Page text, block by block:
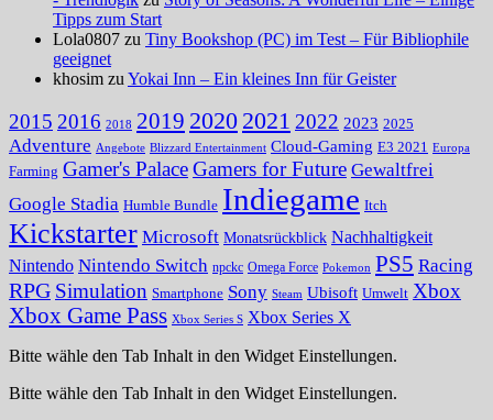
Tipps zum Start
Lola0807 zu Tiny Bookshop (PC) im Test – Für Bibliophile
geeignet
khosim zuYokai Inn – Ein kleines Inn für Geister
2015 2016 2018 2019 2020 2021 2022 2023 2025
Adventure Angebote Blizzard Entertainment Cloud-Gaming E3 2021 Europa
Farming Gamer's PalaceGamers for Future Gewaltfrei
Google Stadia Humble Bundle Indiegame Itch
Kickstarter Microsoft Monatsrückblick Nachhaltigkeit
Nintendo Nintendo Switch npckc Omega Force Pokemon PS5 Racing
RPG Simulation Smartphone Sony Steam Ubisoft Umwelt Xbox
Xbox Game Pass Xbox Series S Xbox Series X
Bitte wähle den Tab Inhalt in den Widget Einstellungen.
Bitte wähle den Tab Inhalt in den Widget Einstellungen.